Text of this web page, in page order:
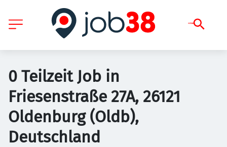
0 Teilzeit Job in
Friesenstraße 27A, 26121
Oldenburg (Oldb),
Deutschland